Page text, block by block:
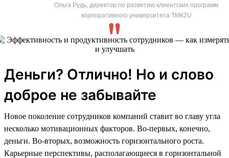
Ольга Рудь, директор по развитию клиентских программ
корпоративного университета ТМК2U
Деньги? Отлично! Но и слово
доброе не забывайте
Новое поколение сотрудников компаний ставит во главу угла
несколько мотивационных факторов. Во-первых, конечно,
деньги. Во-вторых, возможность горизонтального роста.
Карьерные перспективы, располагающиеся в горизонтальной